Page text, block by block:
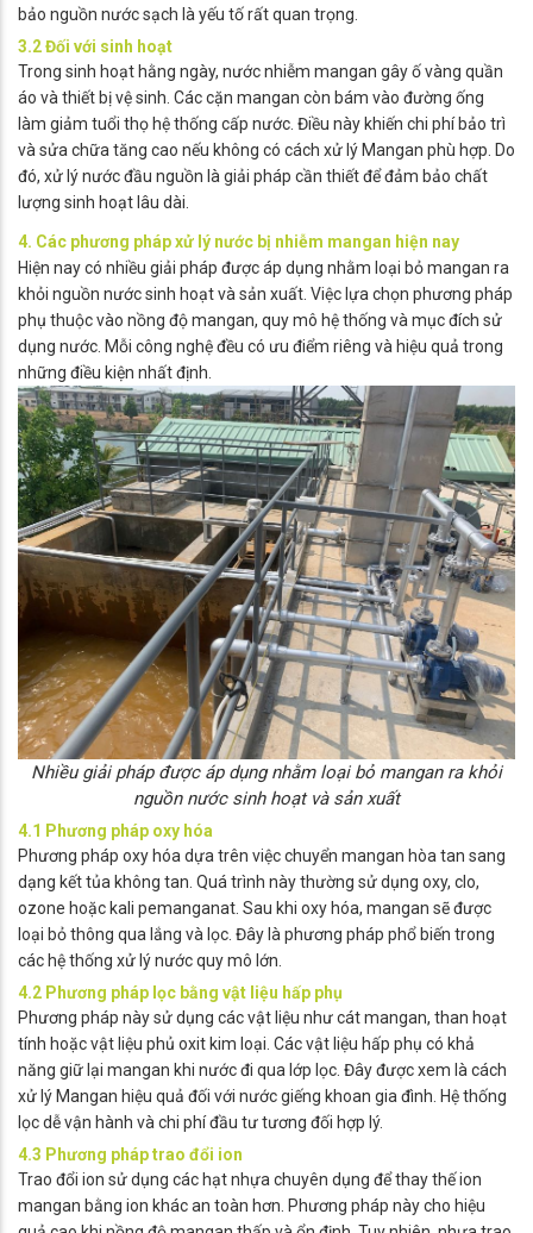
bảo nguồn nước sạch là yếu tố rất quan trọng.
3.2 Đối với sinh hoạt
Trong sinh hoạt hằng ngày, nước nhiễm mangan gây ố vàng quần
áo và thiết bị vệ sinh. Các cặn mangan còn bám vào đường ống
làm giảm tuổi thọ hệ thống cấp nước. Điều này khiến chi phí bảo trì
và sửa chữa tăng cao nếu không có cách xử lý Mangan phù hợp. Do
đó, xử lý nước đầu nguồn là giải pháp cần thiết để đảm bảo chất
lượng sinh hoạt lâu dài.
4. Các phương pháp xử lý nước bị nhiễm mangan hiện nay
Hiện nay có nhiều giải pháp được áp dụng nhằm loại bỏ mangan ra
khỏi nguồn nước sinh hoạt và sản xuất. Việc lựa chọn phương pháp
phụ thuộc vào nồng độ mangan, quy mô hệ thống và mục đích sử
dụng nước. Mỗi công nghệ đều có ưu điểm riêng và hiệu quả trong
những điều kiện nhất định.
Nhiều giải pháp được áp dụng nhằm loại bỏ mangan ra khỏi
nguồn nước sinh hoạt và sản xuất
4.1 Phương pháp oxy hóa
Phương pháp oxy hóa dựa trên việc chuyển mangan hòa tan sang
dạng kết tủa không tan. Quá trình này thường sử dụng oxy, clo,
ozone hoặc kali pemanganat. Sau khi oxy hóa, mangan sẽ được
loại bỏ thông qua lắng và lọc. Đây là phương pháp phổ biến trong
các hệ thống xử lý nước quy mô lớn.
4.2 Phương pháp lọc bằng vật liệu hấp phụ
Phương pháp này sử dụng các vật liệu như cát mangan, than hoạt
tính hoặc vật liệu phủ oxit kim loại. Các vật liệu hấp phụ có khả
năng giữ lại mangan khi nước đi qua lớp lọc. Đây được xem là cách
xử lý Mangan hiệu quả đối với nước giếng khoan gia đình. Hệ thống
lọc dễ vận hành và chi phí đầu tư tương đối hợp lý.
4.3 Phương pháp trao đổi ion
Trao đổi ion sử dụng các hạt nhựa chuyên dụng để thay thế ion
mangan bằng ion khác an toàn hơn. Phương pháp này cho hiệu